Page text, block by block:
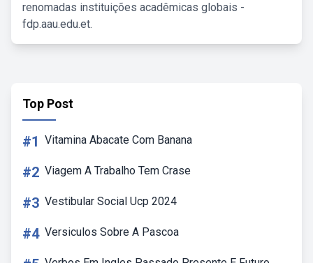
renomadas instituições acadêmicas globais -
fdp.aau.edu.et.
Top Post
#1 Vitamina Abacate Com Banana
#2 Viagem A Trabalho Tem Crase
#3 Vestibular Social Ucp 2024
#4 Versiculos Sobre A Pascoa